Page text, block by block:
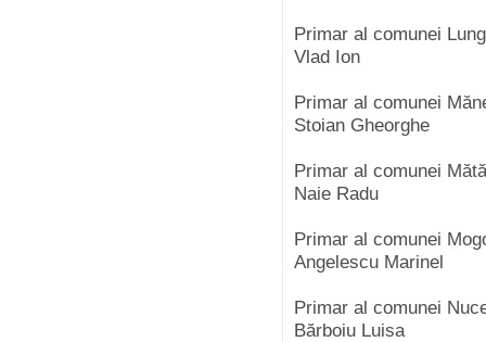
Primar al comunei
Vlad Ion
Primar al comunei
Stoian Gheorghe
Primar al comunei
Naie Radu
Primar al comunei
Angelescu Marinel
Primar al comunei
Bărboiu Luisa